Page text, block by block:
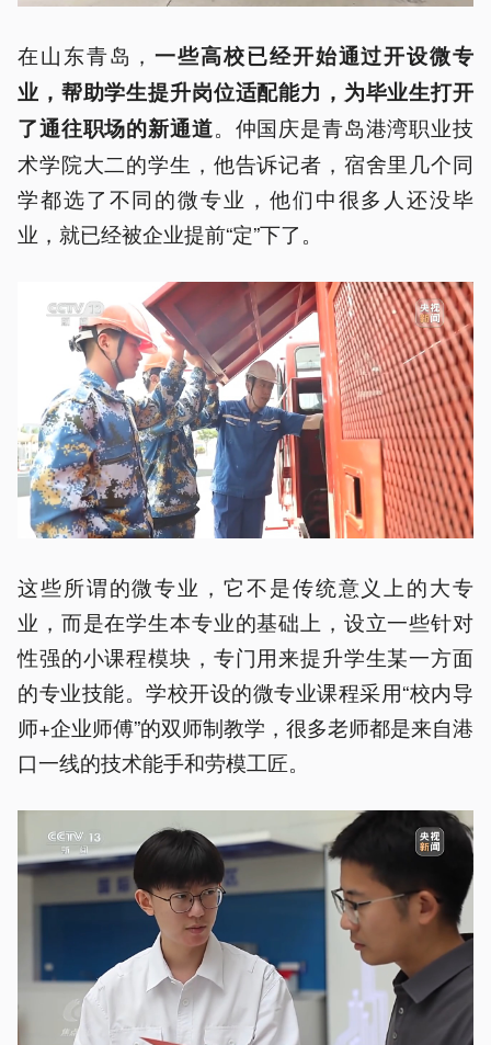
在山东青岛，一些高校已经开始通过开设微专
业，帮助学生提升岗位适配能力，为毕业生打开
了通往职场的新通道。仲国庆是青岛港湾职业技
术学院大二的学生，他告诉记者，宿舍里几个同
学都选了不同的微专业，他们中很多人还没毕
业，就已经被企业提前“定”下了。
这些所谓的微专业，它不是传统意义上的大专
业，而是在学生本专业的基础上，设立一些针对
性强的小课程模块，专门用来提升学生某一方面
的专业技能。学校开设的微专业课程采用“校内导
师+企业师傅”的双师制教学，很多老师都是来自港
口一线的技术能手和劳模工匠。